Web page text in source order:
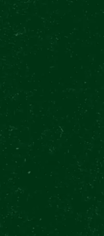
Preise
€
DES BIERES